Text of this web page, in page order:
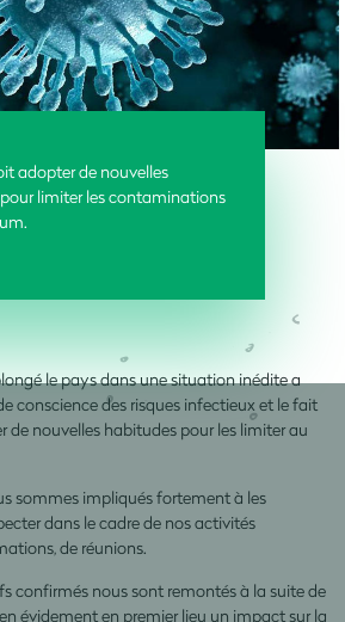
adopter de nouvelles
limiter les contaminations
le pays dans une situation inédite a
conscience des risques infectieux et le fait
nouvelles habitudes pour les limiter au
sommes impliqués fortement à les
dans le cadre de nos activités
de réunions.
confirmés nous sont remontés à la suite de
évidement en premier lieu un impact sur la